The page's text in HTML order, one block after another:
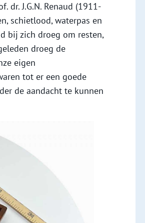
J.G.N. Renaud (1911-
schietlood, waterpas en
bij zich droeg om resten,
droeg de
eigen
tot er een goede
de aandacht te kunnen